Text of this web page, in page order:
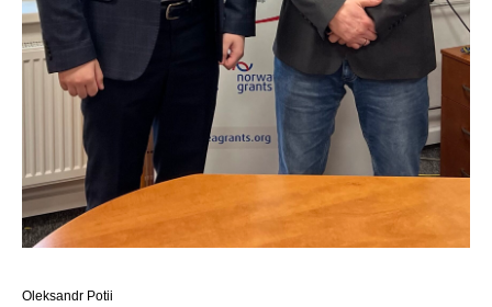
Oleksandr Potii